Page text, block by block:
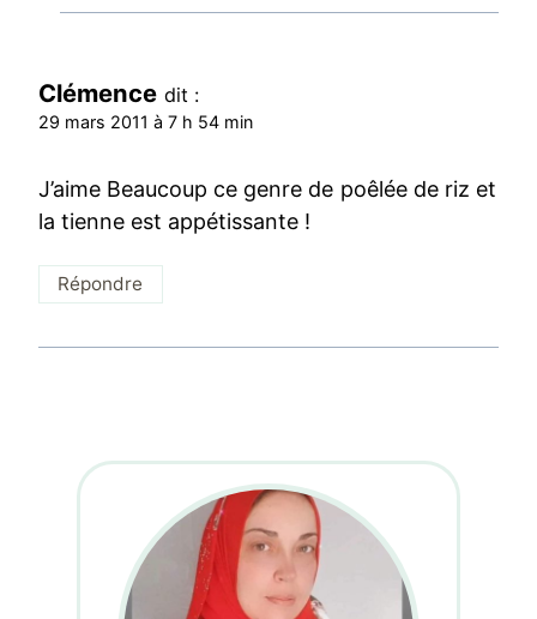
Clémence dit :
29 mars 2011 à 7 h 54 min
J’aime Beaucoup ce genre de poêlée de riz et
la tienne est appétissante !
Répondre